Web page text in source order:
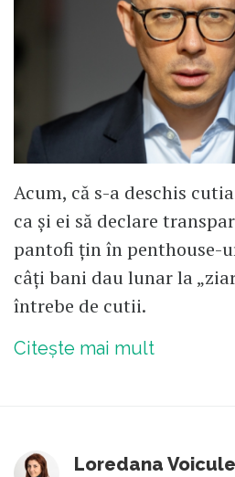
Acum, că s-a deschis
ca și ei să declare
pantofi țin în penthouse-
câți bani dau lunar la
întrebe de cutii.
Citește mai mult
Loredana